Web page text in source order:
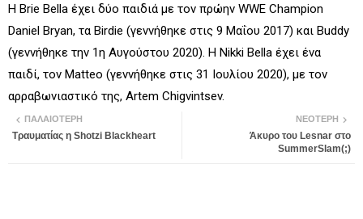
Η Brie Bella έχει δύο παιδιά με τον πρώην WWE Champion
Daniel Bryan, τα Birdie (γεννήθηκε στις 9 Μαΐου 2017) και Buddy
(γεννήθηκε την 1η Αυγούστου 2020). Η Nikki Bella έχει ένα
παιδί, τον Matteo (γεννήθηκε στις 31 Ιουλίου 2020), με τον
αρραβωνιαστικό της, Artem Chigvintsev.
ΝΕΌΤΕΡΗ
Άκυρο του Lesnar στο
SummerSlam(;)
ΠΑΛΑΙΌΤΕΡΗ
Τραυματίας η Shotzi Blackheart